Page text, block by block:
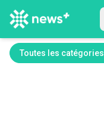
Toutes les catégories